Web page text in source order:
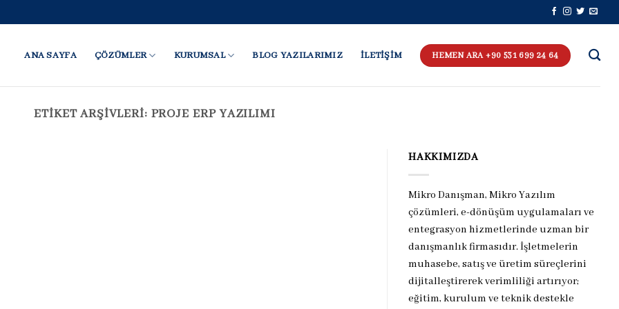
ANA SAYFA ÇÖZÜMLER KURUMSAL BLOG YAZILARIMIZ İLETİŞİM HEMEN ARA +90 531 699 24 64
ETIKET ARŞIVLERI: PROJE ERP YAZILIMI
HAKKIMIZDA
Mikro Danışman, Mikro Yazılım
çözümleri, e-dönüşüm uygulamaları ve
entegrasyon hizmetlerinde uzman bir
danışmanlık firmasıdır. İşletmelerin
muhasebe, satış ve üretim süreçlerini
dijitalleştirerek verimliliği artırıyor;
eğitim, kurulum ve teknik destekle